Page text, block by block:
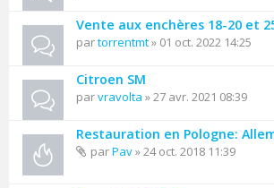
Vente aux enchères 18-20 et
partorrentmt» 01 oct. 2022 14:25
Citroen SM
parvravolta » 27 avr. 2021 08:39
Restauration en Pologne:
parPav» 24 oct. 2018 11:39